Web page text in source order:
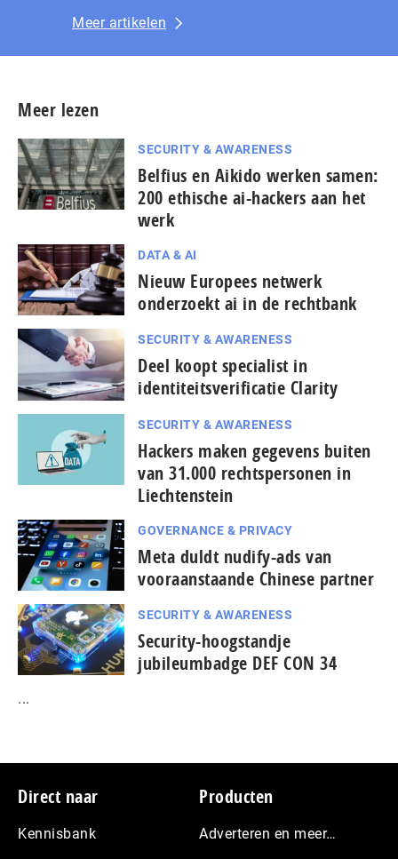
Meer artikelen
Meer lezen
SECURITY & AWARENESS
Belfius en Aikido werken samen:
200 ethische ai-hackers aan het
werk
DATA & AI
Nieuw Europees netwerk
onderzoekt ai in de rechtbank
SECURITY & AWARENESS
Deel koopt specialist in
identiteitsverificatie Clarity
SECURITY & AWARENESS
Hackers maken gegevens buiten
van 31.000 rechtspersonen in
Liechtenstein
GOVERNANCE & PRIVACY
Meta duldt nudify-ads van
vooraanstaande Chinese partner
SECURITY & AWARENESS
Security-hoogstandje
jubileumbadge DEF CON 34
...
Footer
Direct naar
Kennisbank
Producten
Adverteren en meer…